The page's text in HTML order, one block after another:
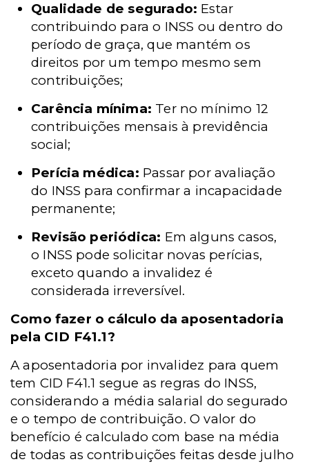
Qualidade de segurado: Estar
contribuindo para o INSS ou dentro do
período de graça, que mantém os
direitos por um tempo mesmo sem
contribuições;
Carência mínima: Ter no mínimo 12
contribuições mensais à previdência
social;
Perícia médica: Passar por avaliação
do INSS para confirmar a incapacidade
permanente;
Revisão periódica: Em alguns casos,
o INSS pode solicitar novas perícias,
exceto quando a invalidez é
considerada irreversível.
Como fazer o cálculo da aposentadoria
pela CID F41.1?
A aposentadoria por invalidez para quem
tem CID F41.1 segue as regras do INSS,
considerando a média salarial do segurado
e o tempo de contribuição. O valor do
benefício é calculado com base na média
de todas as contribuições feitas desde julho